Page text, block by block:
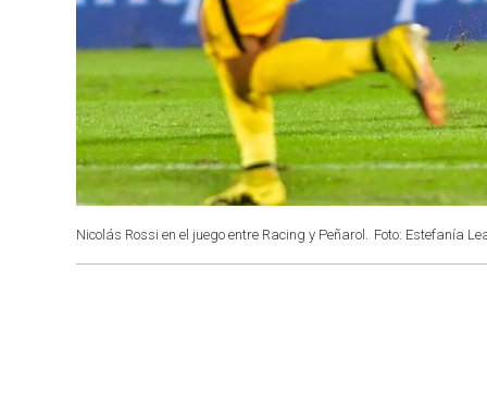
Nicolás Rossi en el juego entre Racing y Peñarol. Foto: Estefanía